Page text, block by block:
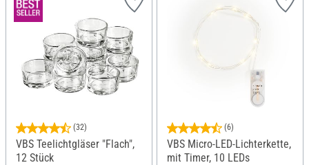
(32)
VBS Teelichtgläser "Flach",
12 Stück
(6)
VBS Micro-LED-Lichterkette,
mit Timer, 10 LEDs